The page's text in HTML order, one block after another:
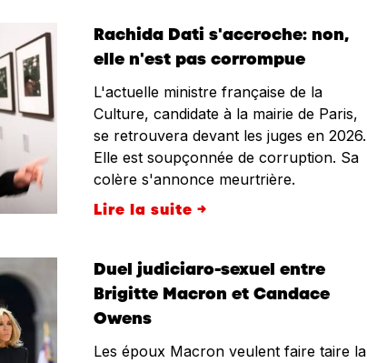
Rachida Dati s'accroche: non,
elle n'est pas corrompue
L'actuelle ministre française de la
Culture, candidate à la mairie de Paris,
se retrouvera devant les juges en 2026.
Elle est soupçonnée de corruption. Sa
colère s'annonce meurtrière.
Lire la suite →
Duel judiciaro-sexuel entre
Brigitte Macron et Candace
Owens
Les époux Macron veulent faire taire la